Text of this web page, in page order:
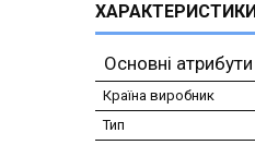
ХАРАКТЕРИСТИКИ
Основні атрибути
Країна виробник
Тип